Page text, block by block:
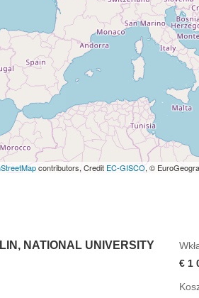
contributors, Credit EC-GISCO, ©
NATIONAL UNIVERSITY
€ 1